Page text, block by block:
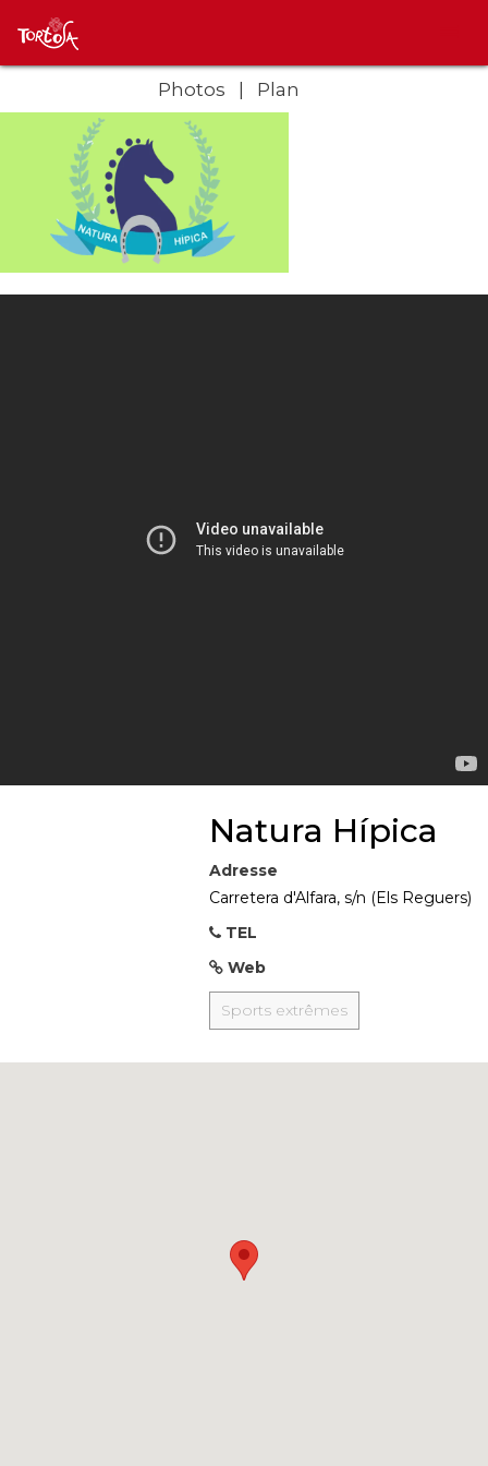
Photos Plan
Natura Hípica
Adresse
Carretera d'Alfara, s/n (Els Reguers)
TEL
Web
Sports extrêmes